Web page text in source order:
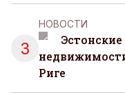
3
НОВОСТИ
Риге